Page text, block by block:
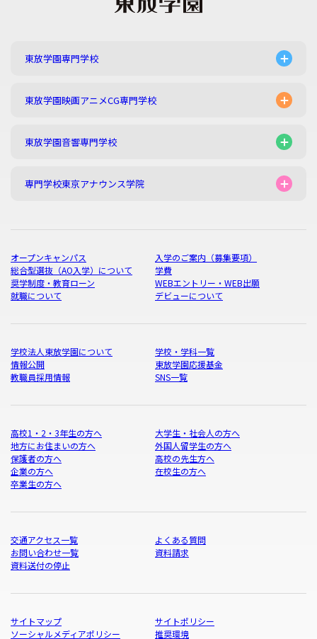
東放学園専門学校
東放学園映画アニメCG専門学校
東放学園音響専門学校
専門学校東京アナウンス学院
オープンキャンパス
入学のご案内（募集要項）
総合型選抜（AO入学）について
学費
奨学制度・教育ローン
WEBエントリー・WEB出願
就職について
デビューについて
学校法人東放学園について
学校・学科一覧
情報公開
東放学園応援基金
教職員採用情報
SNS一覧
高校1・2・3年生の方へ
大学生・社会人の方へ
地方にお住まいの方へ
外国人留学生の方へ
保護者の方へ
高校の先生方へ
企業の方へ
在校生の方へ
卒業生の方へ
交通アクセス一覧
よくある質問
お問い合わせ一覧
資料請求
資料送付の停止
サイトマップ
サイトポリシー
ソーシャルメディアポリシー
推奨環境